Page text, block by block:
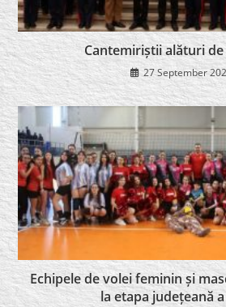
Cantemiriștii alături
27 September
Echipele de volei feminin și
la etapa județeană a